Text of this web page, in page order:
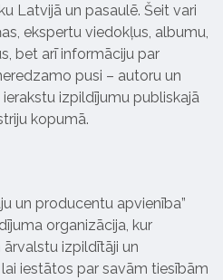
Latvijā un pasaulē. Šeit vari
ekspertu viedokļus, albumu,
bet arī informāciju par
pusi – autoru un
izpildījumu publiskajā
kopumā.
un producentu apvienība”
organizācija, kur
izpildītāji un
iestātos par savām tiesībām